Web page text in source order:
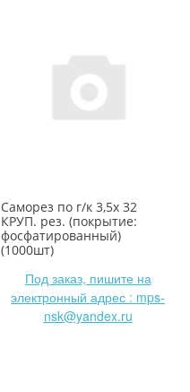
Саморез по г/к 3,5х 32
КРУП. рез. (покрытие:
фосфатированный)
(1000шт)
Под заказ, пишите на
электронный адрес : mps-
nsk@yandex.ru